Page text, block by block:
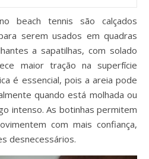
beach tennis são calçados
serem usados em quadras
a sapatilhas, com solado
maior tração na superfície
é essencial, pois a areia pode
quando está molhada ou
intenso. As botinhas permitem
com mais confiança,
desnecessários.